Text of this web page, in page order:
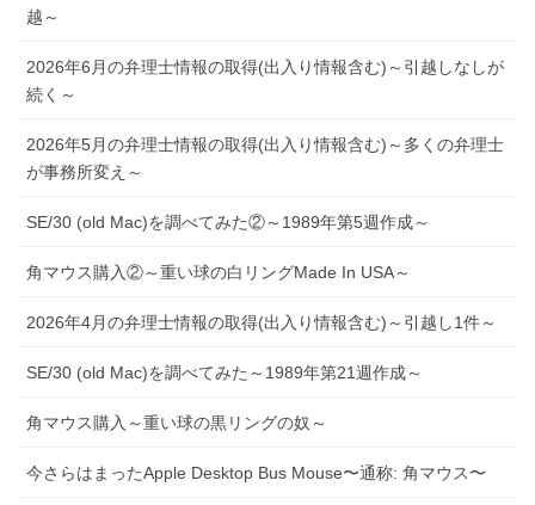
越～
2026年6月の弁理士情報の取得(出入り情報含む)～引越しなしが
続く～
2026年5月の弁理士情報の取得(出入り情報含む)～多くの弁理士
が事務所変え～
SE/30 (old Mac)を調べてみた②～1989年第5週作成～
角マウス購入②～重い球の白リングMade In USA～
2026年4月の弁理士情報の取得(出入り情報含む)～引越し1件～
SE/30 (old Mac)を調べてみた～1989年第21週作成～
角マウス購入～重い球の黒リングの奴～
今さらはまったApple Desktop Bus Mouse〜通称: 角マウス〜